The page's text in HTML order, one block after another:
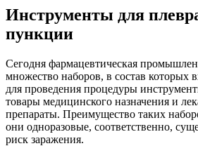
Инструменты для
пункции
Сегодня фармацевтическая
множество наборов, в состав которых
для проведения процедуры
товары медицинского назначения и
препараты. Преимущество таких
они одноразовые, соответственно,
риск заражения.